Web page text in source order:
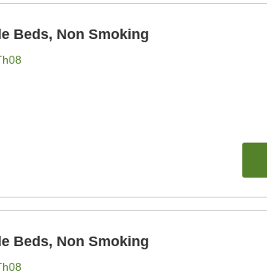
Beds, Non Smoking
Beds, Non Smoking